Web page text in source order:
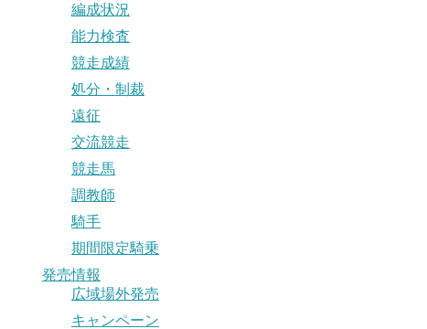
編成状況
能力検査
競走成績
処分・制裁
遠征
交流競走
競走馬
調教師
騎手
期間限定騎乗
発売情報
広域場外発売
キャンペーン